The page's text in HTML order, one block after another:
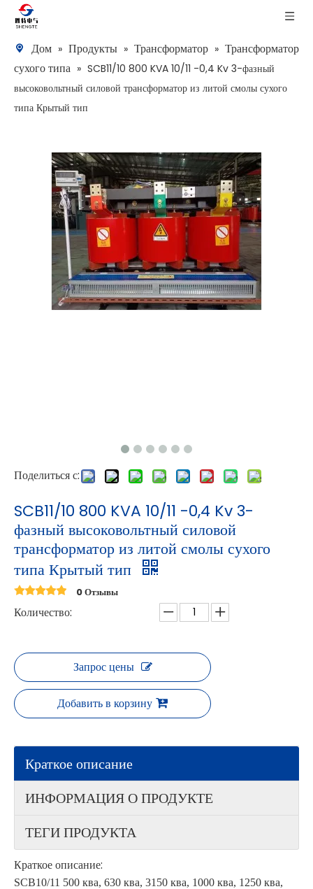
Дом » Продукты » Трансформатор » Трансформатор
сухого типа » SCB11/10 800 KVA 10/11 -0,4 Kv 3-фазный
высоковольтный силовой трансформатор из литой смолы сухого
типа Крытый тип
Поделиться с:
SCB11/10 800 KVA 10/11 -0,4 Kv 3-
фазный высоковольтный силовой
трансформатор из литой смолы сухого
типа Крытый тип
0 Отзывы
Количество:
Запрос цены
Добавить в корзину
Краткое описание
ИНФОРМАЦИЯ О ПРОДУКТЕ
ТЕГИ ПРОДУКТА
Краткое описание:
SCB10/11 500 ква, 630 ква, 3150 ква, 1000 ква, 1250 ква,